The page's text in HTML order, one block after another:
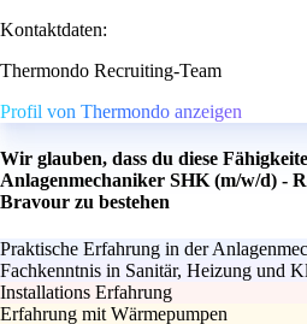
Kontaktdaten:
Thermondo Recruiting-Team
Profil von Thermondo anzeigen
Wir glauben, dass du diese
Anlagenmechaniker SHK (m/w/d) -
Bravour zu bestehen
Praktische Erfahrung in der
Fachkenntnis in Sanitär, Heizung und
Installations Erfahrung
Erfahrung mit Wärmepumpen